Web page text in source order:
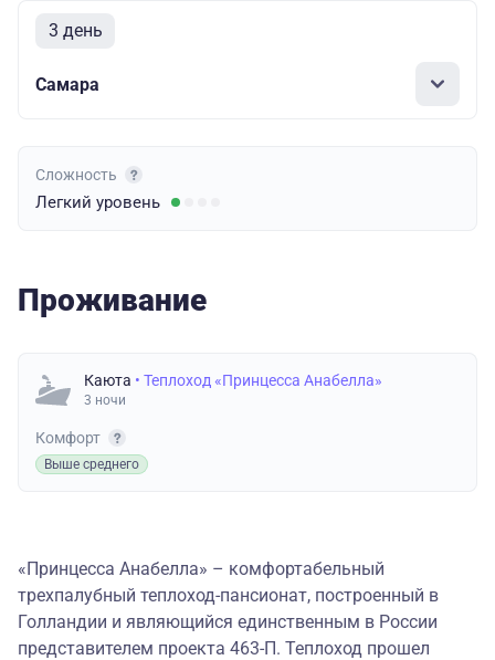
3 день
Самара
Сложность
Легкий уровень
Проживание
Каюта • Теплоход «Принцесса Анабелла»
3 ночи
Комфорт
Выше среднего
«Принцесса Анабелла» – комфортабельный
трехпалубный теплоход-пансионат, построенный в
Голландии и являющийся единственным в России
представителем проекта 463-П. Теплоход прошел